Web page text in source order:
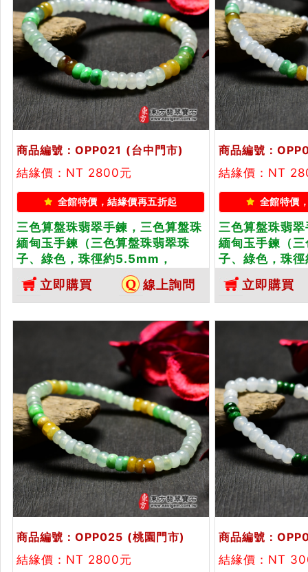
商品編號：OPP021 (台中門市)
結緣價：NT 2800元
全館特價，結緣價再五折起
三色算盤珠翡翠手鍊，三色算盤珠
緬甸玉手鍊（三色算盤珠翡翠珠
子、綠色，珠徑約5.5mm，
OPP021）。客製化設計各種翡翠
珠串、翡翠珠子、緬甸玉手鍊、緬
甸玉珠串、緬甸玉珠子、緬甸玉手
珠。★附A貨翡翠雙證書
立即購買 線上詢問
商品編號：
結緣價：NT
全館特價
三色算盤珠翡
緬甸玉手鍊（
子、綠色，珠
OPP022）。
珠串、翡翠珠
甸玉珠串、緬
珠。★附A貨翡
立即購買
商品編號：OPP025 (桃園門市)
結緣價：NT 2800元
商品編號：
結緣價：NT